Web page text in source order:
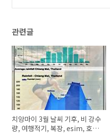
관련글
치앙마이 3월 날씨 기후, 비 강수
량, 여행적기, 복장, esim, 호텔